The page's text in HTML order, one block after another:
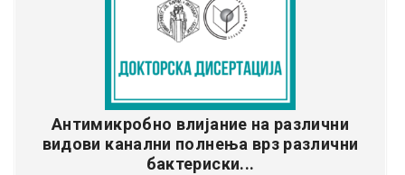
Антимикробно влијание на различни
видови канални полнења врз различни
бактериски...